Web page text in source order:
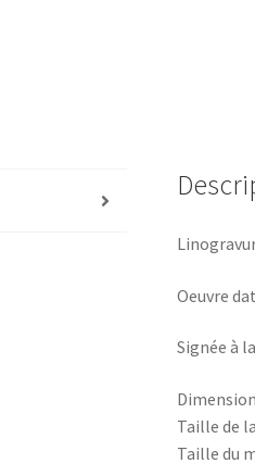
Oeuvre
Signée à
Taille de
Taille du